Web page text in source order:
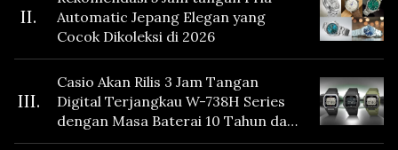
II.
Automatic Jepang Elegan yang
Cocok Dikoleksi di 2026
III.
Casio Akan Rilis 3 Jam Tangan
Digital Terjangkau W-738H Series
dengan Masa Baterai 10 Tahun dan
Fitur Vibration